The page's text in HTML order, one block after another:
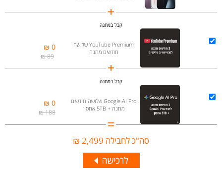
קבל במתנה
YouTube Premium שלושה
חודשים מתנה
0 ₪
89 ₪
קבל במתנה
Google AI Pro שלושה חודשים
מתנה + 5TB אחסון
0 ₪
188 ₪
סה"כ לחבילה 2,499 ₪